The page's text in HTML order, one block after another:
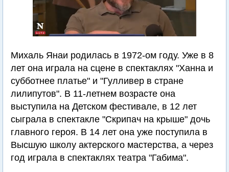
Михаль Янаи родилась в 1972-ом году. Уже в 8
лет она играла на сцене в спектаклях "Ханна и
субботнее платье" и "Гулливер в стране
лилипутов". В 11-летнем возрасте она
выступила на Детском фестивале, в 12 лет
сыграла в спектакле "Скрипач на крыше" дочь
главного героя. В 14 лет она уже поступила в
Высшую школу актерского мастерства, а через
год играла в спектаклях театра "Габима".